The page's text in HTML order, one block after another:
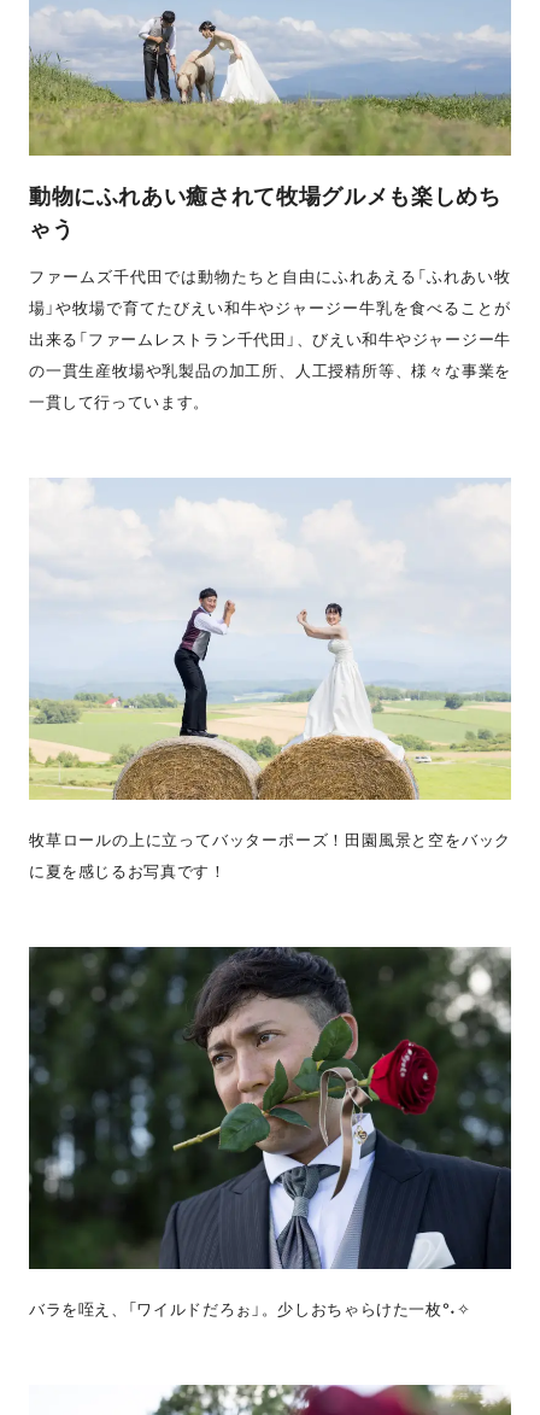
動物にふれあい癒されて牧場グルメも楽しめち
ゃう
ファームズ千代田では動物たちと自由にふれあえる「ふれあい牧
場」や牧場で育てたびえい和牛やジャージー牛乳を食べることが
出来る「ファームレストラン千代田」、びえい和牛やジャージー牛
の一貫生産牧場や乳製品の加工所、人工授精所等、様々な事業を
一貫して行っています。
牧草ロールの上に立ってバッターポーズ！田園風景と空をバック
に夏を感じるお写真です！
バラを咥え、「ワイルドだろぉ」。少しおちゃらけた一枚°˖✧